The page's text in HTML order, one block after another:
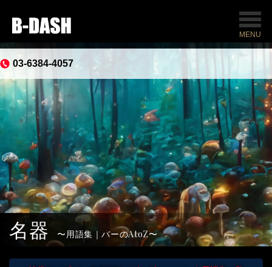
MENU
03-6384-4057
名器 用語集｜バーのAtoZ